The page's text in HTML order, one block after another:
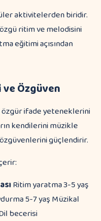
aktivitelerden biridir.
ritim ve melodisini
eğitimi açısından
Özgüven
özgür ifade yeteneklerini
kendilerini müzikle
güçlendirir.
Ritim yaratma 3-5 yaş
5-7 yaş Müzikal
becerisi